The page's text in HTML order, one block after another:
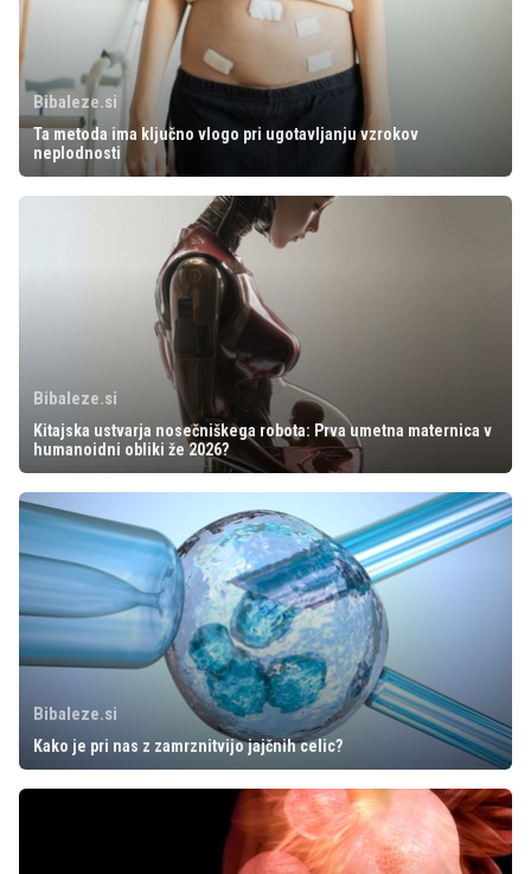
Bibaleze.si
Ta metoda ima ključno vlogo pri ugotavljanju vzrokov
neplodnosti
Bibaleze.si
Kitajska ustvarja nosečniškega robota: Prva umetna maternica v
humanoidni obliki že 2026?
Bibaleze.si
Kako je pri nas z zamrznitvijo jajčnih celic?